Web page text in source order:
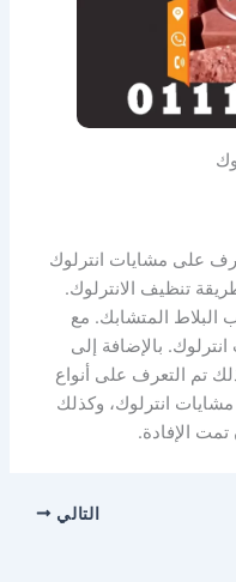
على مشايات انترلوك
تنظيف الانترلوك.
البلاط المتشابك. مع
بالإضافة إلى
تم التعرف على أنواع
انترلوك، وكذلك
الإفادة.
التالي